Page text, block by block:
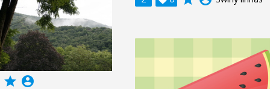
grade account_circle